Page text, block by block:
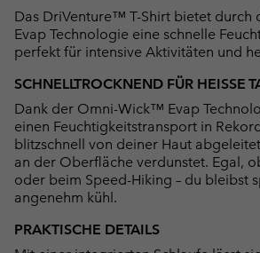
Das DriVenture™ T-Shirt bietet
Evap Technologie eine schnelle
perfekt für intensive Aktivitäten und
SCHNELLTROCKNEND FÜR HEISSE
Dank der Omni-Wick™ Evap
einen Feuchtigkeitstransport in
blitzschnell von deiner Haut
an der Oberfläche verdunstet. Egal,
oder beim Speed-Hiking – du bleibst
angenehm kühl.
PRAKTISCHE DETAILS